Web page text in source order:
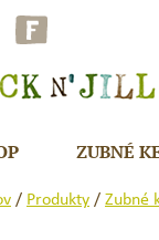
ZUBNÉ
/ Produkty/Zubné